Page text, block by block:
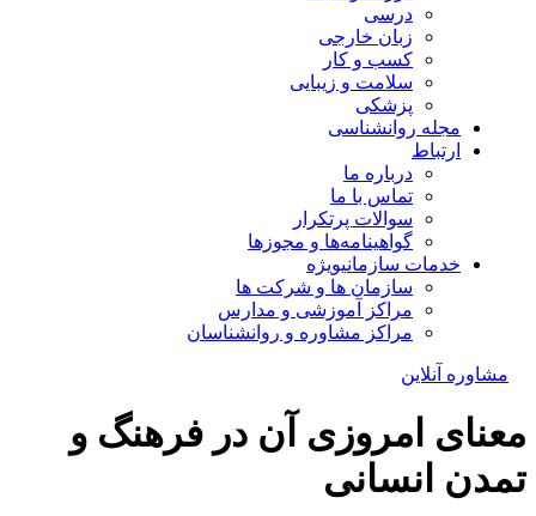
درسی
زبان خارجی
کسب و کار
سلامت و زیبایی
پزشکی
مجله روانشناسی
ارتباط
درباره ما
تماس با ما
سوالات پرتکرار
گواهینامه‌ها و مجوزها
خدمات سازمانیویژه
سازمان ها و شرکت ها
مراکز آموزشی و مدارس
مراکز مشاوره و روانشناسان
مشاوره آنلاین
معنای امروزی آن در فرهنگ و
تمدن انسانی